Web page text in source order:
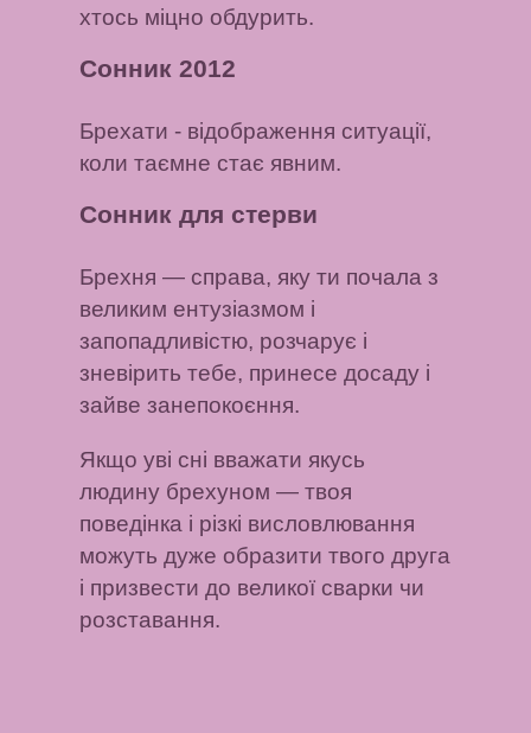
хтось міцно обдурить.
Сонник 2012
Брехати - відображення ситуації,
коли таємне стає явним.
Сонник для стерви
Брехня — справа, яку ти почала з
великим ентузіазмом і
запопадливістю, розчарує і
зневірить тебе, принесе досаду і
зайве занепокоєння.
Якщо уві сні вважати якусь
людину брехуном — твоя
поведінка і різкі висловлювання
можуть дуже образити твого друга
і призвести до великої сварки чи
розставання.